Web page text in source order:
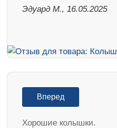
Эдуард М., 16.05.2025
Вперед
Хорошие колышки.